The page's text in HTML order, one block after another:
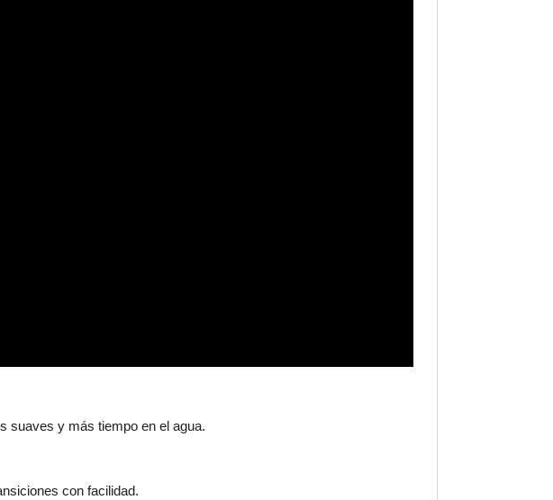
suaves y más tiempo en el agua.
con facilidad.